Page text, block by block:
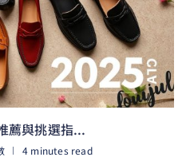
薦與挑選指...
4 minutes read